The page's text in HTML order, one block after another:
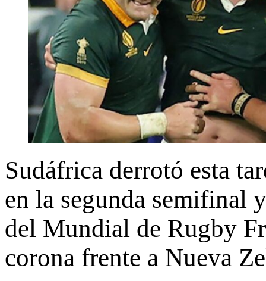
Sudáfrica derrotó esta
en la segunda semifinal
del Mundial de Rugby
corona frente a Nueva